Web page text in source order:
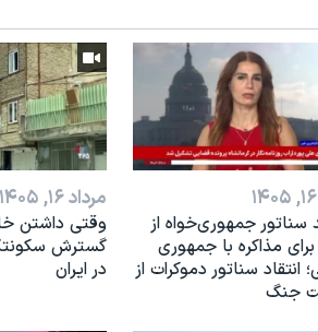
سناتور جمهوری‌خواه از
مذاکره با جمهوری
انتقاد سناتور دموکرات از
جنگ
مرداد ۱۶, ۱۴۰۵
وقتی داشتن
گسترش
در ایران